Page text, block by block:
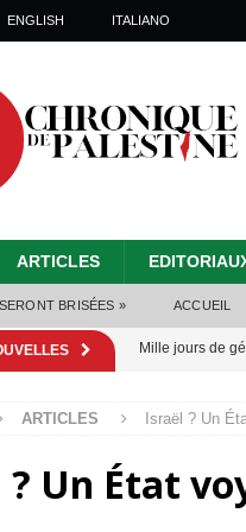
ENGLISH ITALIANO
ARTICLES
BRISÉES » ACCUEIL
Mille jours de
Alors que
tueries
Les Israéliens
ARTICLES Israël ? Un
? Un État